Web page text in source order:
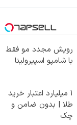
رویش مجدد مو فقط
با شامپو اسپیرولینا
۱ میلیارد اعتبار خرید
طلا | بدون ضامن و
چک